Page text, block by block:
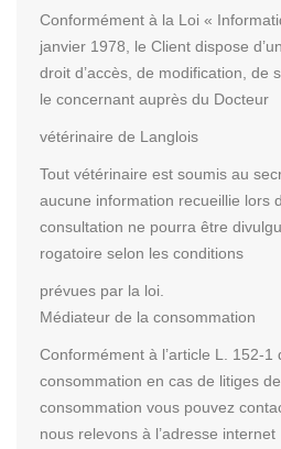
Conformément à la Loi «
janvier 1978, le Client dispose d’un
droit d’accès, de modification, de
le concernant auprès du Docteur
vétérinaire de Langlois
Tout vétérinaire est soumis au
aucune information recueillie lors
consultation ne pourra être
rogatoire selon les conditions
prévues par la loi.
Médiateur de la consommation
Conformément à l’article L. 152-1
consommation en cas de litiges
consommation vous pouvez
nous relevons à l’adresse internet